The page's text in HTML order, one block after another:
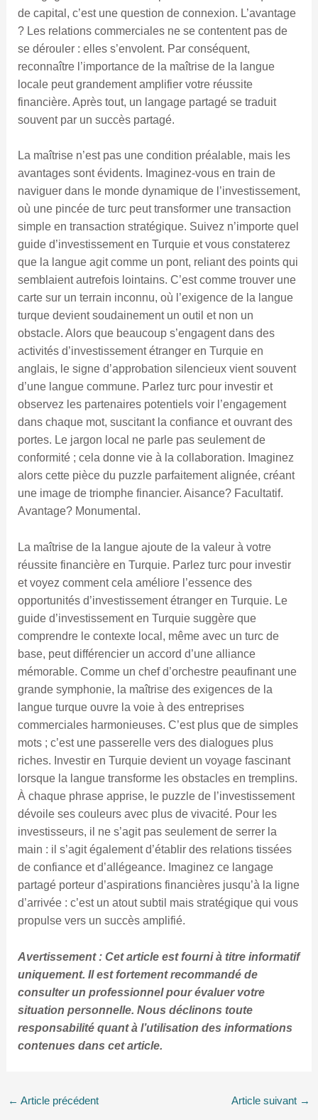
de capital, c’est une question de connexion. L’avantage
? Les relations commerciales ne se contentent pas de
se dérouler : elles s’envolent. Par conséquent,
reconnaître l’importance de la maîtrise de la langue
locale peut grandement amplifier votre réussite
financière. Après tout, un langage partagé se traduit
souvent par un succès partagé.
La maîtrise n’est pas une condition préalable, mais les
avantages sont évidents. Imaginez-vous en train de
naviguer dans le monde dynamique de l’investissement,
où une pincée de turc peut transformer une transaction
simple en transaction stratégique. Suivez n’importe quel
guide d’investissement en Turquie et vous constaterez
que la langue agit comme un pont, reliant des points qui
semblaient autrefois lointains. C’est comme trouver une
carte sur un terrain inconnu, où l’exigence de la langue
turque devient soudainement un outil et non un
obstacle. Alors que beaucoup s’engagent dans des
activités d’investissement étranger en Turquie en
anglais, le signe d’approbation silencieux vient souvent
d’une langue commune. Parlez turc pour investir et
observez les partenaires potentiels voir l’engagement
dans chaque mot, suscitant la confiance et ouvrant des
portes. Le jargon local ne parle pas seulement de
conformité ; cela donne vie à la collaboration. Imaginez
alors cette pièce du puzzle parfaitement alignée, créant
une image de triomphe financier. Aisance? Facultatif.
Avantage? Monumental.
La maîtrise de la langue ajoute de la valeur à votre
réussite financière en Turquie. Parlez turc pour investir
et voyez comment cela améliore l’essence des
opportunités d’investissement étranger en Turquie. Le
guide d’investissement en Turquie suggère que
comprendre le contexte local, même avec un turc de
base, peut différencier un accord d’une alliance
mémorable. Comme un chef d’orchestre peaufinant une
grande symphonie, la maîtrise des exigences de la
langue turque ouvre la voie à des entreprises
commerciales harmonieuses. C’est plus que de simples
mots ; c’est une passerelle vers des dialogues plus
riches. Investir en Turquie devient un voyage fascinant
lorsque la langue transforme les obstacles en tremplins.
À chaque phrase apprise, le puzzle de l’investissement
dévoile ses couleurs avec plus de vivacité. Pour les
investisseurs, il ne s’agit pas seulement de serrer la
main : il s’agit également d’établir des relations tissées
de confiance et d’allégeance. Imaginez ce langage
partagé porteur d’aspirations financières jusqu’à la ligne
d’arrivée : c’est un atout subtil mais stratégique qui vous
propulse vers un succès amplifié.
Avertissement : Cet article est fourni à titre informatif
uniquement. Il est fortement recommandé de
consulter un professionnel pour évaluer votre
situation personnelle. Nous déclinons toute
responsabilité quant à l’utilisation des informations
contenues dans cet article.
← Article précédent Article suivant →